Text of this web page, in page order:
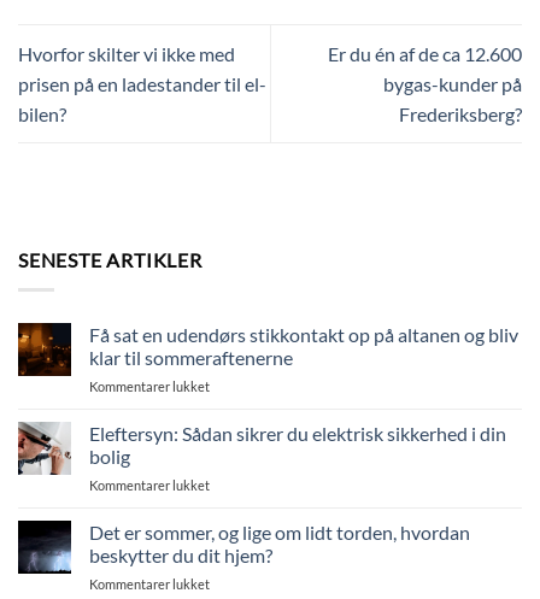
Hvorfor skilter vi ikke med
prisen på en ladestander til el-
bilen?
Er du én af de ca 12.600
bygas-kunder på
Frederiksberg?
SENESTE ARTIKLER
Få sat en udendørs stikkontakt op på altanen og bliv
klar til sommeraftenerne
Kommentarer lukkettil
sat
en
stikkontakt
på
altanen
bliv
Eleftersyn: Sådan sikrer du elektrisk sikkerhed i din
bolig
Kommentarer lukkettil
Sådan
sikrer
du
elektrisk
Det er sommer, og lige om lidt torden, hvordan
beskytter du dit hjem?
Kommentarer lukkettil